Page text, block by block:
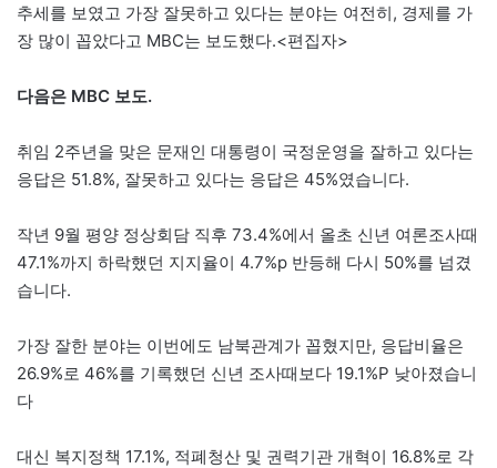
추세를 보였고 가장 잘못하고 있다는 분야는 여전히, 경제를 가
장 많이 꼽았다고 MBC는 보도했다.<편집자>
다음은 MBC 보도.
취임 2주년을 맞은 문재인 대통령이 국정운영을 잘하고 있다는
응답은 51.8%, 잘못하고 있다는 응답은 45%였습니다.
작년 9월 평양 정상회담 직후 73.4%에서 올초 신년 여론조사때
47.1%까지 하락했던 지지율이 4.7%p 반등해 다시 50%를 넘겼
습니다.
가장 잘한 분야는 이번에도 남북관계가 꼽혔지만, 응답비율은
26.9%로 46%를 기록했던 신년 조사때보다 19.1%P 낮아졌습니
다
대신 복지정책 17.1%, 적폐청산 및 권력기관 개혁이 16.8%로 각